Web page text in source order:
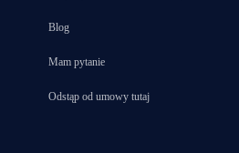
Blog
Mam pytanie
Odstąp od umowy tutaj